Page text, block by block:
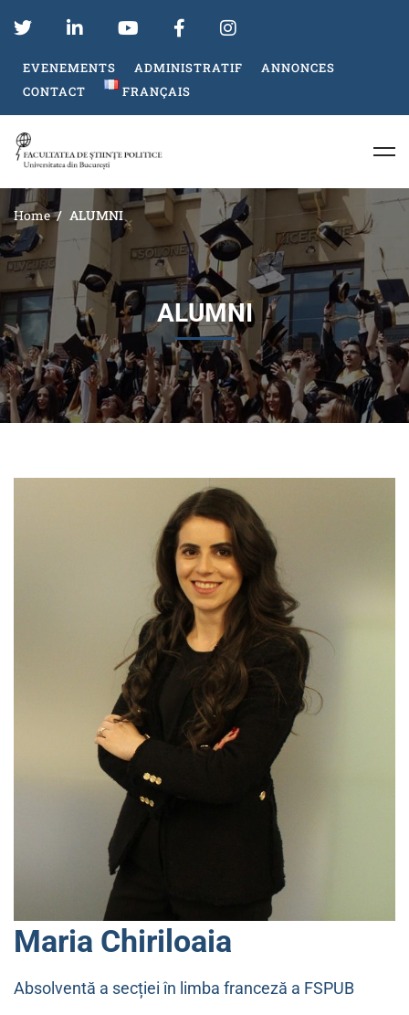
EVENEMENTS ADMINISTRATIF
ANNONCES
CONTACT
FRANÇAIS
Home ALUMNI
ALUMNI
Maria Chiriloaia
Absolventă a secției în limba franceză a FSPUB